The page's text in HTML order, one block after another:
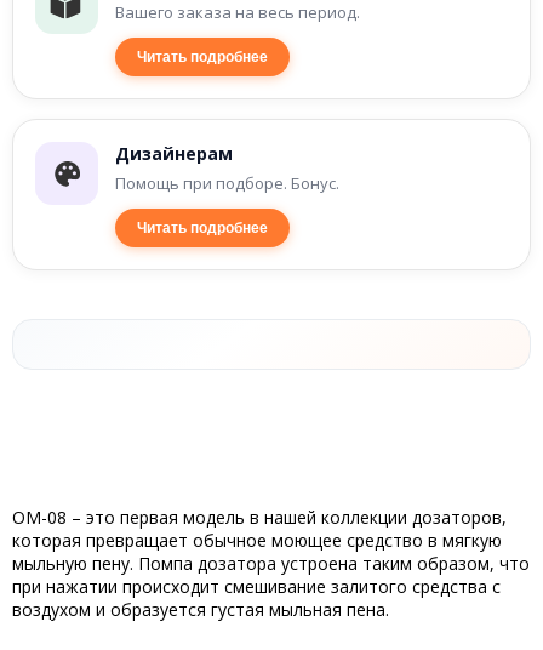
Вашего заказа на весь период.
Читать подробнее
Дизайнерам
Помощь при подборе. Бонус.
Читать подробнее
OM-08 – это первая модель в нашей коллекции дозаторов,
которая превращает обычное моющее средство в мягкую
мыльную пену. Помпа дозатора устроена таким образом, что
при нажатии происходит смешивание залитого средства с
воздухом и образуется густая мыльная пена.